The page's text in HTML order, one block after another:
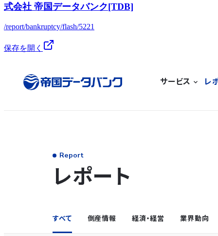
式会社 帝国データバンク[TDB]
/report/bankruptcy/flash/5221
保存を開く